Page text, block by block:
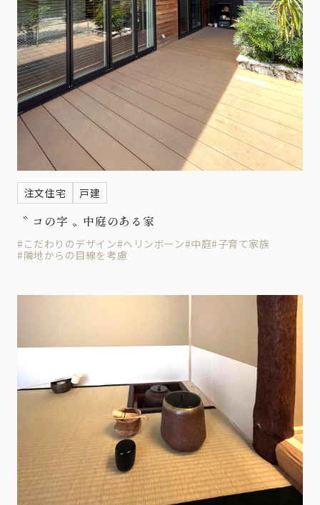
注文住宅 戸建
〝 コの字 〟中庭のある家
#こだわりのデザイン#ヘリンボーン#中庭#子育て家族
#隣地からの目線を考慮